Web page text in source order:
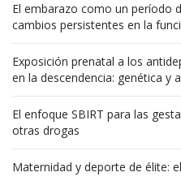
El embarazo como un período
cambios persistentes en la
Exposición prenatal a los
en la descendencia: genética y
El enfoque SBIRT para las
otras drogas
Maternidad y deporte de élite: